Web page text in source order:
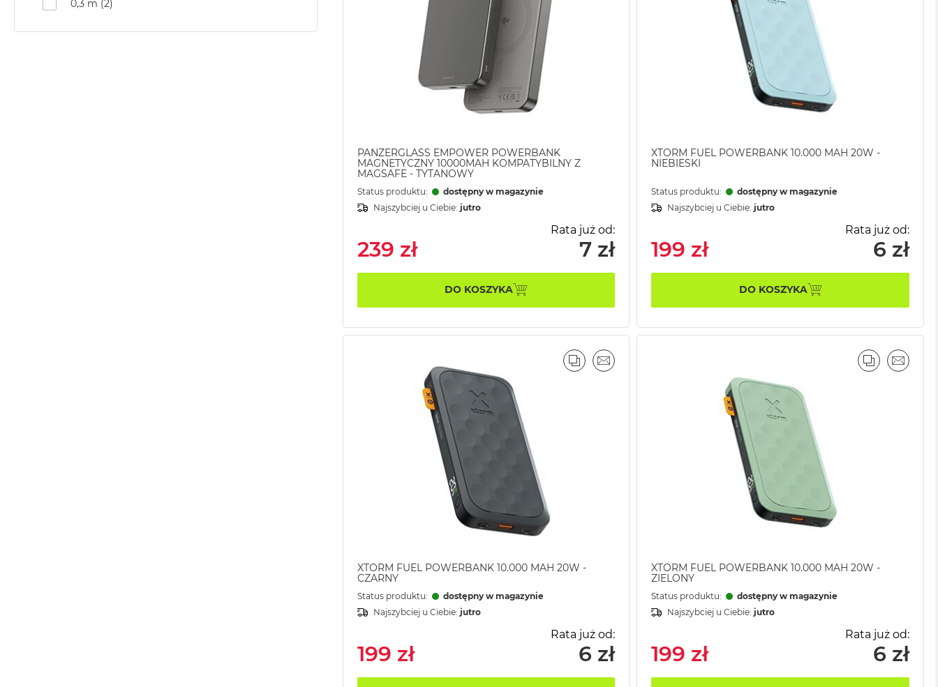
PANZERGLASS EMPOWER POWERBANK
MAGNETYCZNY 10000MAH KOMPATYBILNY Z
MAGSAFE - TYTANOWY
Status produktu:
dostępny w magazynie
Najszybciej u Ciebie: jutro
239 zł
Rata już od:
7 zł
DO KOSZYKA
XTORM FUEL POWERBANK 10.000 MAH 20W -
NIEBIESKI
Status produktu:
dostępny w magazynie
Najszybciej u Ciebie:jutro
199 zł
Rata już od:
6 zł
DO KOSZYKA
XTORM FUEL POWERBANK 10.000 MAH 20W -
CZARNY
Status produktu:
dostępny w magazynie
Najszybciej u Ciebie: jutro
199 zł
Rata już od:
6 zł
PORÓWNAJ
EMAIL
XTORM FUEL POWERBANK 10.000 MAH 20W -
ZIELONY
Status produktu:
dostępny w magazynie
Najszybciej u Ciebie:jutro
199 zł
Rata już od:
6 zł
PORÓWNAJ
EMAIL
0,3 m (2)